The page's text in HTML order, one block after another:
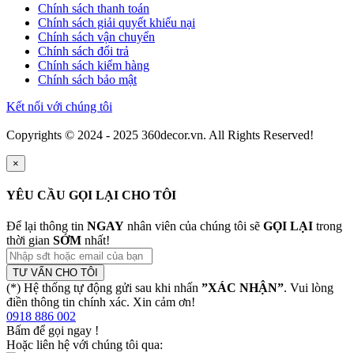
Chính sách thanh toán
Chính sách giải quyết khiếu nại
Chính sách vận chuyển
Chính sách đổi trả
Chính sách kiểm hàng
Chính sách bảo mật
Kết nối với chúng tôi
Copyrights © 2024 - 2025 360decor.vn. All Rights Reserved!
×
YÊU CẦU GỌI LẠI CHO TÔI
Để lại thông tin NGAY nhân viên của chúng tôi sẽ GỌI LẠI trong
thời gian SỚM nhất!
TƯ VẤN CHO TÔI
(*) Hệ thống tự động gửi sau khi nhấn ”XÁC NHẬN”. Vui lòng
điền thông tin chính xác. Xin cảm ơn!
0918 886 002
Bấm để gọi ngay !
Hoặc liên hệ với chúng tôi qua: